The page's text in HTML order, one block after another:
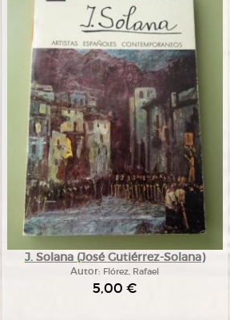
J. Solana (José Gutiérrez-Solana)
Autor: Flórez, Rafael
5,00 €